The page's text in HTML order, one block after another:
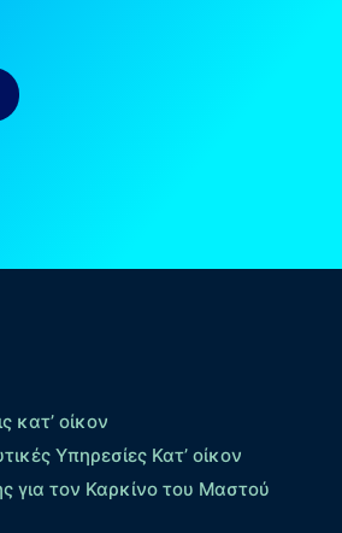
κατ’ οίκον
Υπηρεσίες Κατ’ οίκον
για τον Καρκίνο του Μαστού